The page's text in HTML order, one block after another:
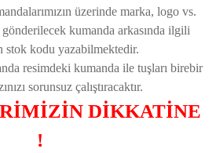
üzerinde marka, logo vs.
gönderilecek kumanda arkasında ilgili
stok kodu yazabilmektedir.
resimdeki kumanda ile tuşları birebir
sorunsuz çalıştıracaktır.
DİKKATİNE
!